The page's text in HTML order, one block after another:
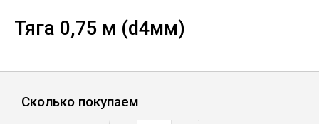
Труба профильная
Труба
Тяга 0,75 м (d4мм)
Сколько покупаем